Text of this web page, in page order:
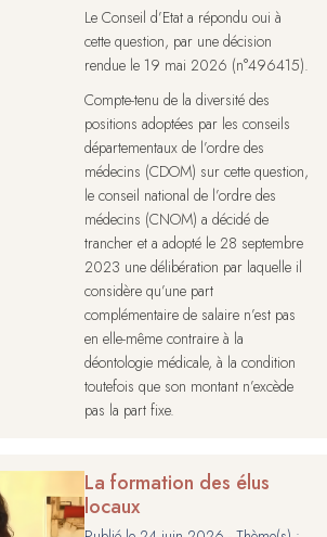
Le Conseil d’Etat a répondu oui à
cette question, par une décision
rendue le 19 mai 2026 (n°496415).
Compte-tenu de la diversité des
positions adoptées par les conseils
départementaux de l’ordre des
médecins (CDOM) sur cette question,
le conseil national de l’ordre des
médecins (CNOM) a décidé de
trancher et a adopté le 28 septembre
2023 une délibération par laquelle il
considère qu’une part
complémentaire de salaire n’est pas
en elle-même contraire à la
déontologie médicale, à la condition
toutefois que son montant n’excède
pas la part fixe.
La formation des élus
locaux